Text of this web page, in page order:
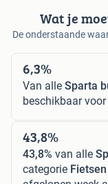
Wat je
De onderstaande
6,3%
Van alle Sparta
beschikbaar
43,8%
43,8% van alle
categorie